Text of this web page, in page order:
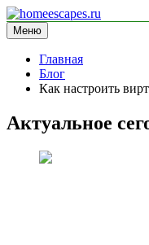
Перейти
к
содержимому
homeescapes.ru
информационный сайт
Меню
Главная
Блог
Как настроить
Актуальное